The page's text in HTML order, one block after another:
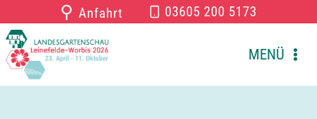
Inhalt
springen
⚲ Anfahrt 03605 200 5173
MENÜ